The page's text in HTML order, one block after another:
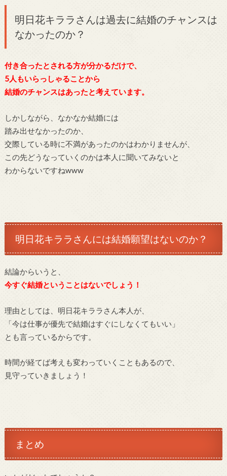
明日花キララさんは過去に結婚のチャンスは
なかったのか？
付き合ったとされる方が分かるだけで、
5人もいらっしゃることから
結婚のチャンスはあったと考えています。
しかしながら、なかなか結婚には
踏み出せなかったのか、
交際している時に不満があったのかはわかりませんが、
この先どうなっていくのかは本人に聞いてみないと
わからないですねwww
明日花キララさんには結婚願望はないのか？
結論からいうと、
今すぐ結婚ということはないでしょう！
理由としては、 明日花キララさん本人が、
「今は仕事が優先で結婚はすぐにしなくてもいい」
とも言っているからです。
時間が経てば考えも変わっていくこともあるので、
見守っていきましょう！
まとめ